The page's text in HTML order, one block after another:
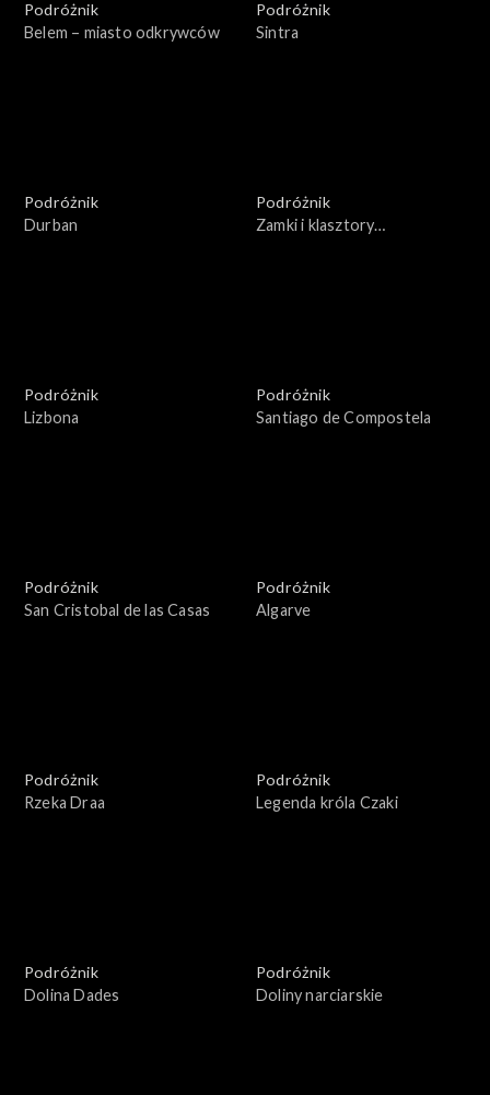
Podróżnik
Belem – miasto odkrywców
Podróżnik
Sintra
Podróżnik
Durban
Podróżnik
Zamki i klasztory
Podróżnik
Lizbona
Podróżnik
Santiago de Compostela
Podróżnik
San Cristobal de las Casas
Podróżnik
Algarve
Podróżnik
Rzeka Draa
Podróżnik
Legenda króla Czaki
Podróżnik
Dolina Dades
Podróżnik
Doliny narciarskie